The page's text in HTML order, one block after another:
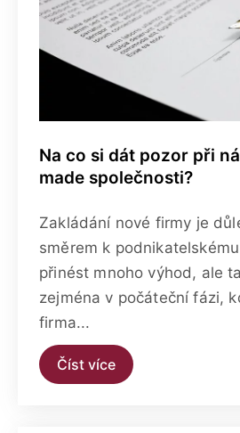
Na co si dát pozor při
made společnosti?
Zakládání nové firmy je
směrem k
přinést mnoho výhod, ale
zejména v počáteční fázi,
firma...
Číst více